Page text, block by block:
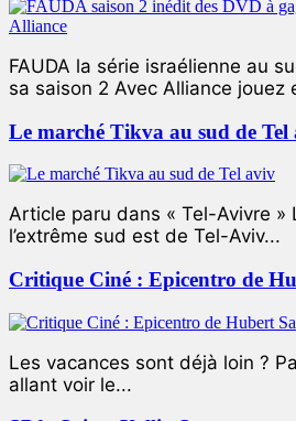
FAUDA la série israélienne au
sa saison 2 Avec Alliance jouez
Le marché Tikva au sud de Tel
Article paru dans « Tel-Avivre »
l’extrême sud est de Tel-Aviv...
Critique Ciné : Epicentro de
Les vacances sont déjà loin ?
allant voir le...